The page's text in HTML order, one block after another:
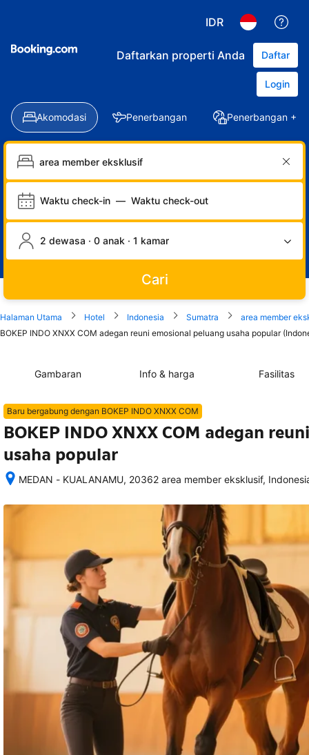
IDR
Daftarkan properti Anda Daftar
Login
Akomodasi Penerbangan Penerbangan +
Waktu check-in — Waktu check-out
2 dewasa · 0 anak · 1 kamar
Cari
Halaman Utama Hotel Indonesia Sumatra
area member
BOKEP INDO XNXX COM adegan reuni emosional peluang usaha popular
Gambaran Info & harga Fasilitas
Baru bergabung dengan BOKEP INDO XNXX COM
BOKEP INDO XNXX COM adegan
usaha popular
MEDAN - KUALANAMU, 20362 area member eksklusif,
memesan,
termasuk
dan
alamat
disertakan
pemesanan